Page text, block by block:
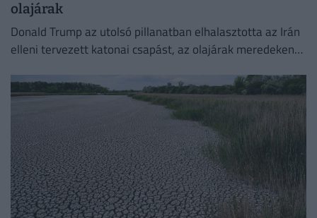
olajárak
Donald Trump az utolsó pillanatban elhalasztotta az Irán
elleni tervezett katonai csapást, az olajárak meredeken